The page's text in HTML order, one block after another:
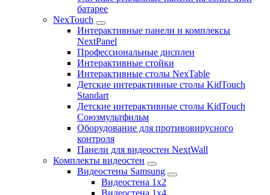
батарее
NexTouch
Интерактивные панели и комплексы
NextPanel
Профессиональные дисплеи
Интерактивные стойки
Интерактивные столы NexTable
Детские интерактивные столы KidTouch
Standart
Детские интерактивные столы KidTouch
Союзмультфильм
Оборудование для противовирусного
контроля
Панели для видеостен NextWall
Комплекты видеостен
Видеостены Samsung
Видеостена 1x2
Видеостена 1x4